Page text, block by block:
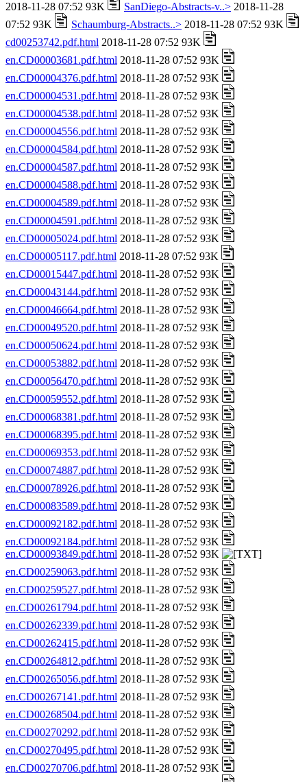
2018-11-28 07:52 93K
SanDiego-Abstracts-v..> 2018-11-28
07:52 93K
Schaumburg-Abstracts..> 2018-11-28 07:52 93K
cd00253742.pdf.html 2018-11-28 07:52 93K
en.CD00003681.pdf.html 2018-11-28 07:52 93K
en.CD00004376.pdf.html 2018-11-28 07:52 93K
en.CD00004531.pdf.html 2018-11-28 07:52 93K
en.CD00004538.pdf.html 2018-11-28 07:52 93K
en.CD00004556.pdf.html 2018-11-28 07:52 93K
en.CD00004584.pdf.html 2018-11-28 07:52 93K
en.CD00004587.pdf.html 2018-11-28 07:52 93K
en.CD00004588.pdf.html 2018-11-28 07:52 93K
en.CD00004589.pdf.html 2018-11-28 07:52 93K
en.CD00004591.pdf.html 2018-11-28 07:52 93K
en.CD00005024.pdf.html 2018-11-28 07:52 93K
en.CD00005117.pdf.html 2018-11-28 07:52 93K
en.CD00015447.pdf.html 2018-11-28 07:52 93K
en.CD00043144.pdf.html 2018-11-28 07:52 93K
en.CD00046664.pdf.html 2018-11-28 07:52 93K
en.CD00049520.pdf.html 2018-11-28 07:52 93K
en.CD00050624.pdf.html 2018-11-28 07:52 93K
en.CD00053882.pdf.html 2018-11-28 07:52 93K
en.CD00056470.pdf.html 2018-11-28 07:52 93K
en.CD00059552.pdf.html 2018-11-28 07:52 93K
en.CD00068381.pdf.html 2018-11-28 07:52 93K
en.CD00068395.pdf.html 2018-11-28 07:52 93K
en.CD00069353.pdf.html 2018-11-28 07:52 93K
en.CD00074887.pdf.html 2018-11-28 07:52 93K
en.CD00078926.pdf.html 2018-11-28 07:52 93K
en.CD00083589.pdf.html 2018-11-28 07:52 93K
en.CD00092182.pdf.html 2018-11-28 07:52 93K
en.CD00092184.pdf.html 2018-11-28 07:52 93K
en.CD00093849.pdf.html 2018-11-28 07:52 93K
en.CD00259063.pdf.html 2018-11-28 07:52 93K
en.CD00259527.pdf.html 2018-11-28 07:52 93K
en.CD00261794.pdf.html 2018-11-28 07:52 93K
en.CD00262339.pdf.html 2018-11-28 07:52 93K
en.CD00262415.pdf.html 2018-11-28 07:52 93K
en.CD00264812.pdf.html 2018-11-28 07:52 93K
en.CD00265056.pdf.html 2018-11-28 07:52 93K
en.CD00267141.pdf.html 2018-11-28 07:52 93K
en.CD00268504.pdf.html 2018-11-28 07:52 93K
en.CD00270292.pdf.html 2018-11-28 07:52 93K
en.CD00270495.pdf.html 2018-11-28 07:52 93K
en.CD00270706.pdf.html 2018-11-28 07:52 93K